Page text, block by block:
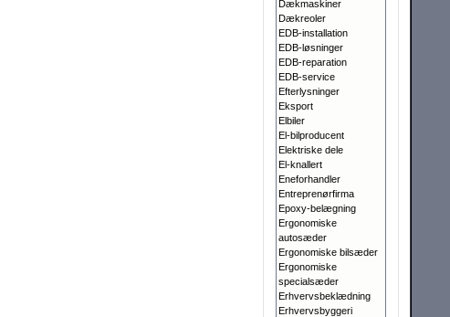
Dækmaskiner
Dækreoler
EDB-installation
EDB-løsninger
EDB-reparation
EDB-service
Efterlysninger
Eksport
Elbiler
El-bilproducent
Elektriske dele
El-knallert
Eneforhandler
Entreprenørfirma
Epoxy-belægning
Ergonomiske
autosæder
Ergonomiske bilsæder
Ergonomiske
specialsæder
Erhvervsbeklædning
Erhvervsbyggeri